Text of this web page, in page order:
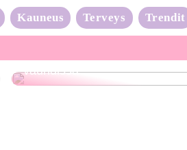
Kauneus Terveys Trendit
Neulonta-aalto on täydessä
vauhdissa